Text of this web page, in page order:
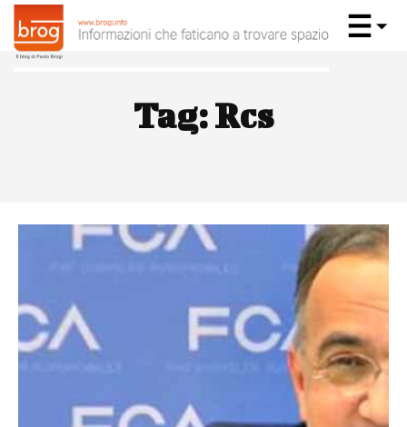
Tag:Rcs